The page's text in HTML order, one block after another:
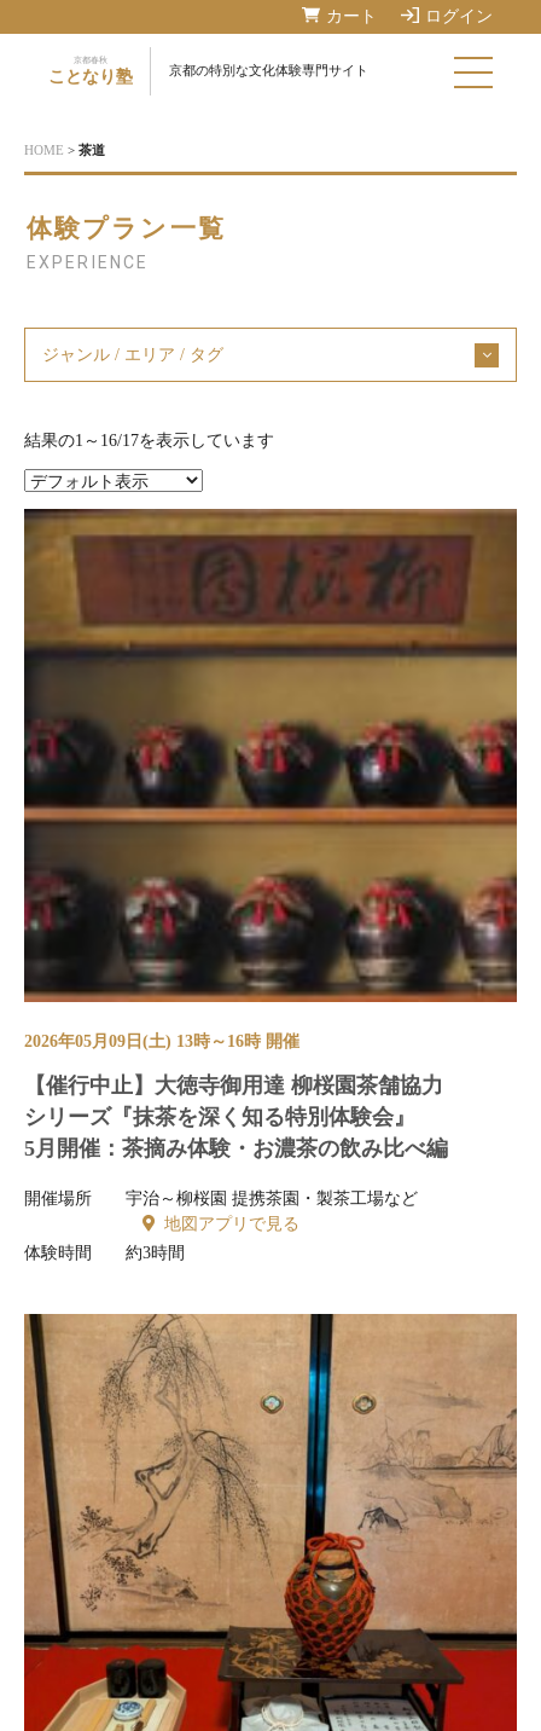
カート ログイン
京都春秋
ことなり塾 京都の特別な文化体験専門サイト
HOME > 茶道
体験プラン一覧
EXPERIENCE
ジャンル / エリア / タグ
結果の1～16/17を表示しています
2026年05月09日(土) 13時～16時 開催
【催行中止】大徳寺御用達 柳桜園茶舗協力
シリーズ『抹茶を深く知る特別体験会』
5月開催：茶摘み体験・お濃茶の飲み比べ編
開催場所
宇治～柳桜園 提携茶園・製茶工場など
地図アプリで見る
体験時間
約3時間